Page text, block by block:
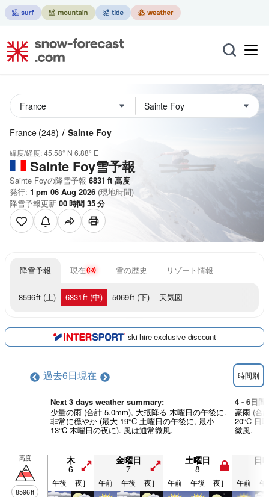
France (248) Sainte Foy
緯度/経度:45.58° N 6.88° E
Sainte Foy雪予報
Sainte Foyの降雪予報 6831 ft 高度
発行: 1 pm 06 Aug 2026 (現地時間)
降雪予報更新 00時間 35分
降雪予報 現在 雪の歴史 リゾート情報
8596ft (上) 6831ft (中) 5069ft (下) 天気図
ski hire exclusive discount
過去6日現在 時間別
Next 3 days weather summary:
少量の雨 (合計 5.0mm), 大抵降る 木曜日の午後に.
非常に穏やか (最大 19°C 土曜日の午後に, 最小
13°C 木曜日の夜に). 風は通常微風.
4 - 6日
豪雨 (合
20°C 日
微風.
高度
8596ft
木
6
金曜日
7
土曜日
8
日
午後 夜］ 午前 午後 夜］ 午前 午後 夜］ 午前 午